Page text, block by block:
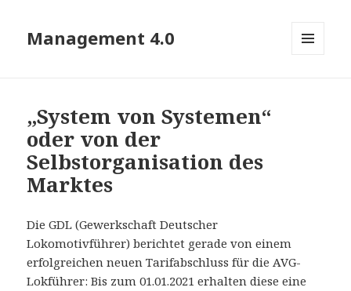
Management 4.0
„System von Systemen“
oder von der
Selbstorganisation des
Marktes
Die GDL (Gewerkschaft Deutscher
Lokomotivführer) berichtet gerade von einem
erfolgreichen neuen Tarifabschluss für die AVG-
Lokführer: Bis zum 01.01.2021 erhalten diese eine